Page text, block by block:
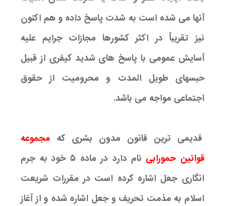
آنها می شده است به شدت پاسخ داده و هم اکنون
نیز تقریباً در اکثر کشورها مجازات جرایم علیه
آسایش عمومی با پاسخ های شدید کیفری از قبیل
حبسهای طویل المدت و محرومیت از حقوق
اجتماعی مواجه می باشد.
قدیمی ترین قانون مدون بشری که مجموعه
قوانین حمورابی
نام دارد در ماده ۵ خود به جرم
انگاری جعل اشاره کرده است در مقررات شریعت
اسلام به مذمت تحریف و جعل اشاره شده و از آغاز